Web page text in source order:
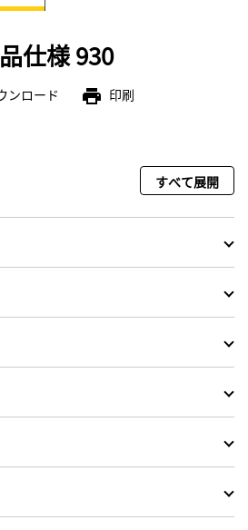
取り掛かります。夜間に点灯する自
仕様 930
ンロード print 印刷
すべて展開